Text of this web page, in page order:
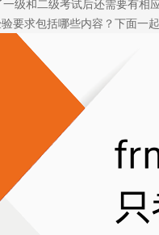
级和二级考试后还需要有相
要求包括哪些内容？下面一